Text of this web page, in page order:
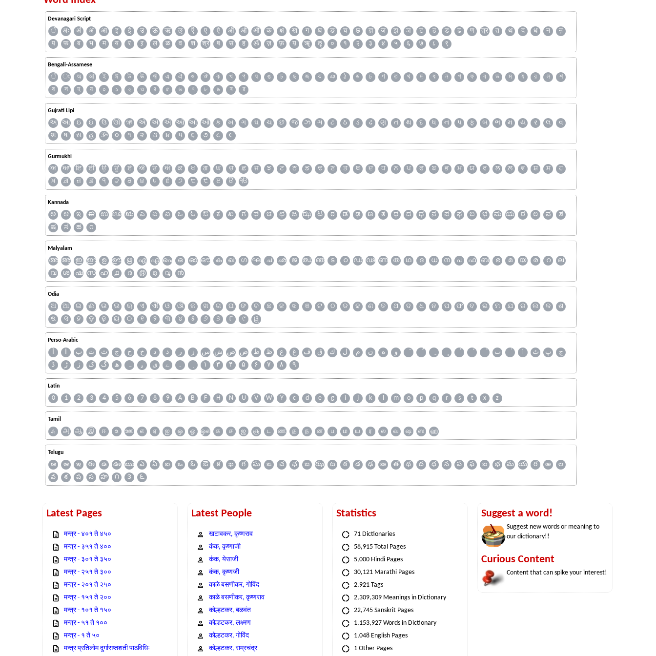
Devanagari Script
ँ अः अं अ आ इ ई उ ऊ ऋ ऌ ऍ ए ऐ ऑ ओ औ क क्ष ख ग घ ङ च छ ज्ञ ज झ ञ ट ठ ड ढ ण त्र त थ द ध न
ऩ
प
फ ब भ म य र ऱ ल ळ व श श्र ष स ह ॐ ज़ फ़ य़ ॠ ॡ ० १ २ ३ ४ ५ ६ ७ ८ ९
Bengali-Assamese
ঁ ং অ আ ই ঈ উ ঊ ঋ এ ঐ ও ঔ ক খ গ ঘ ঙ চ ছ জ ঝ ঞ ঠ ড ঢ ণ ত থ দ ধ ন প ফ ব ভ ম য র ল
শ
ষ
স হ য় ০ ১ ২ ৩ ৪ ৫ ৬ ৭ ৮ ৯ ৰ ৱ
Gujrati Lipi
અ આ ઇ ઈ ઉ ઊ ઋ ઍ એ ઐ ઑ ઓ ઔ ક ખ ગ ઘ ચ છ જ ઝ ઞ ટ ઠ ડ ઢ ણ ત થ દ ધ ન પ ફ બ ભ મ ય ર લ
વ
શ
ષ સ હ ૐ ૦ ૧ ૨ ૩ ૪ ૫ ૬ ૭ ૮ ૯
Gurmukhi
ਅ ਆ ਇ ਈ ਉ ਊ ਏ ਐ ਓ ਔ ਕ ਖ ਗ ਘ ਚ ਛ ਜ ਝ ਟ ਠ ਡ ਢ ਣ ਤ ਥ ਦ ਧ ਨ ਪ ਫ ਬ ਭ ਮ ਯ ਰ ਲ ਲ਼ ਵ ਸ਼ ਸ
ਹ
ਖ਼
ਗ਼ ਜ਼ ਫ਼ ੧ ੨ ੩ ੪ ੫ ੬ ੭ ੮ ੯ ੲ ੳ ੴ
Kannada
ಅ ಆ ಇ ಈ ಉ ಊ ಋ ಎ ಏ ಐ ಒ ಓ ಔ ಕ ಖ ಗ ಘ ಚ ಛ ಜ ಝ ಟ ಠ ಡ ಢ ಣ ತ ಥ ದ ಧ ನ ಪ ಫ ಬ ಭ ಮ ಯ ರ ಲ ವ
ಶ
ಷ
ಸ ಹ ೧
Malyalam
അ ആ ഇ ഈ ഉ ഊ ഋ എ ഏ ഐ ഒ ഓ ഔ ക ഖ ഗ ഘ ച ഛ ജ ഝ ഞ ട ഠ ഡ ഢ ണ ത ഥ ദ ധ ന പ ഫ ബ ഭ മ യ ര റ
ല
വ
ശ ഷ സ ഹ ൧ ൪ ൫ ൭ ൮ ൯
Odia
ଅ ଆ ଇ ଈ ଉ ଊ ଋ ଏ ଐ ଓ ଔ କ ଖ ଗ ଘ ଙ ଚ ଛ ଜ ଝ ଞ ଟ ଠ ଡ ଢ ଣ ତ ଥ ଦ ଧ ନ ପ ଫ ବ ଭ ମ ଯ ର ଲ ଳ
ଶ
ଷ
ସ ହ ଡ଼ ଢ଼ ୟ ୦ ୧ ୨ ୩ ୪ ୫ ୬ ୭ ୮ ୯ ୱ
Perso-Arabic
آ ا ب ت ث ج ح خ د ذ ر ز س ش ص ض ط ظ ع غ ف ق ك ل م ن ه و ٮ ٲ ٹ پ
چ
ڈ
ڑ ژ ک گ ھ ہ ۄ ی ے ۔ ۱ ۳ ۴ ۵ ۶ ۷ ۸ ۹
Latin
0 1 2 3 4 5 6 7 8 9 A B F H N U V W Y c d e g i j k l m o p q r s t x z
Tamil
ஃ அ ஆ இ ஈ உ ஊ எ ஏ ஐ ஒ ஓ ஔ க ச ஜ ஞ ட ண த ந ன ப ம ய ர ல வ ஷ ஸ ஹ
Telugu
అ ఆ ఇ ఈ ఉ ఊ ఋ ఎ ఏ ఐ ఒ ఓ ఔ క ఖ గ ఘ ఙ చ ఛ జ ఝ ట ఠ డ ఢ ణ త థ ద ధ న ప ఫ బ భ మ య ర ఱ
ల
వ
శ ష స హ ౧ ౩ ౬
Latest Pages
मन्त्र - ४०१ ते ४५०
मन्त्र - ३५१ ते ४००
मन्त्र - ३०१ ते ३५०
मन्त्र - २५१ ते ३००
मन्त्र - २०१ ते २५०
मन्त्र - १५१ ते २००
मन्त्र - १०१ ते १५०
मन्त्र - ५१ ते १००
मन्त्र - १ ते ५०
मन्त्र प्रतिलोम दुर्गासप्तशती पाठविधिः
Latest People
खटावकर, कृष्णराव
कंक, कृष्णाजी
कंक, येसाजी
कंक, कृष्णजी
काळे बसणीकर, गोविंद
काळे बसणीकर, कृष्णराव
कोल्हटकर, बळवंत
कोल्हटकर, लक्ष्मण
कोल्हटकर, गोविंद
कोल्हटकर, राम्रचंद्र
Statistics
71 Dictionaries
58,915 Total Pages
5,000 Hindi Pages
30,121 Marathi Pages
2,921 Tags
2,309,309 Meanings in Dictionary
22,745 Sanskrit Pages
1,153,927 Words in Dictionary
1,048 English Pages
1 Other Pages
Suggest a word!
Suggest new words or meaning to
our dictionary!!
Curious Content
Content that can spike your interest!